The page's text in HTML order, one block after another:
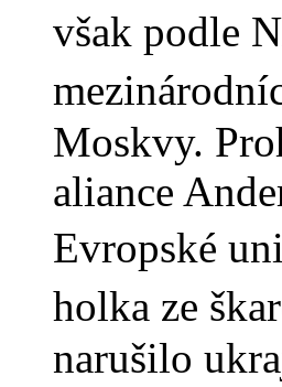
však podle
Moskvy.
aliance
Evropské
holka ze
narušilo